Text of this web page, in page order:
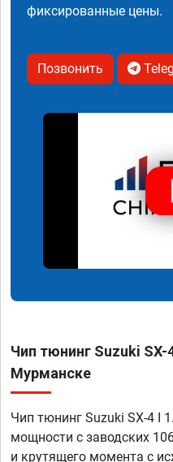
фиксированные цены.
Позвонить
Чип тюнинг Suzuki SX-
Мурманске
Чип тюнинг Suzuki SX-4 I
мощности с заводских
и крутящего момента с